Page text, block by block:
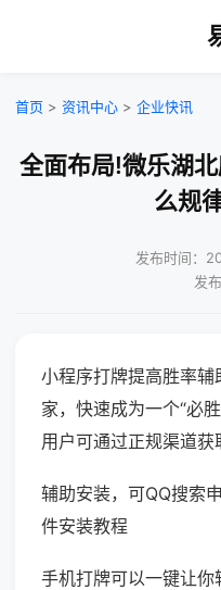
首页 > 资讯中心 > 企业快讯
全面布局!微乐湖
么规
发布时间：
发
小程序打牌提高胜率
家，快速成为一个“必
用户可通过正规渠道获
辅助安装，可QQ搜索
件安装教程
手机打牌可以一键让你